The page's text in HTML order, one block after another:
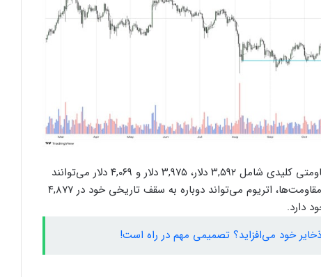
اگرچه کنج نزولی یک الگوی صعودی است، سطوح مقاومتی کلیدی شامل ۳,۵۹۲ دلار، ۳,۹۷۵ دلار و ۴,۰۶۹ دلار می‌توانند
تهدیدی برای روند صعودی باشند. پس از عبور از این مقاومت‌ها، اتریوم می‌تواند دوباره به سقف تاریخی خود در ۴,۸۷۷
خود می‌افزاید؟ تصمیمی مهم در راه است!
ایلان ماسک در تلاش‌ برای کاهش قدرت
SEC؛ ریپل در کانون توجه بازار قرار گرفت!
ریزش ۷۶ درصدی تپ‌سواپ در اولین روز
معاملات! آیا بازگشتی در کار است؟